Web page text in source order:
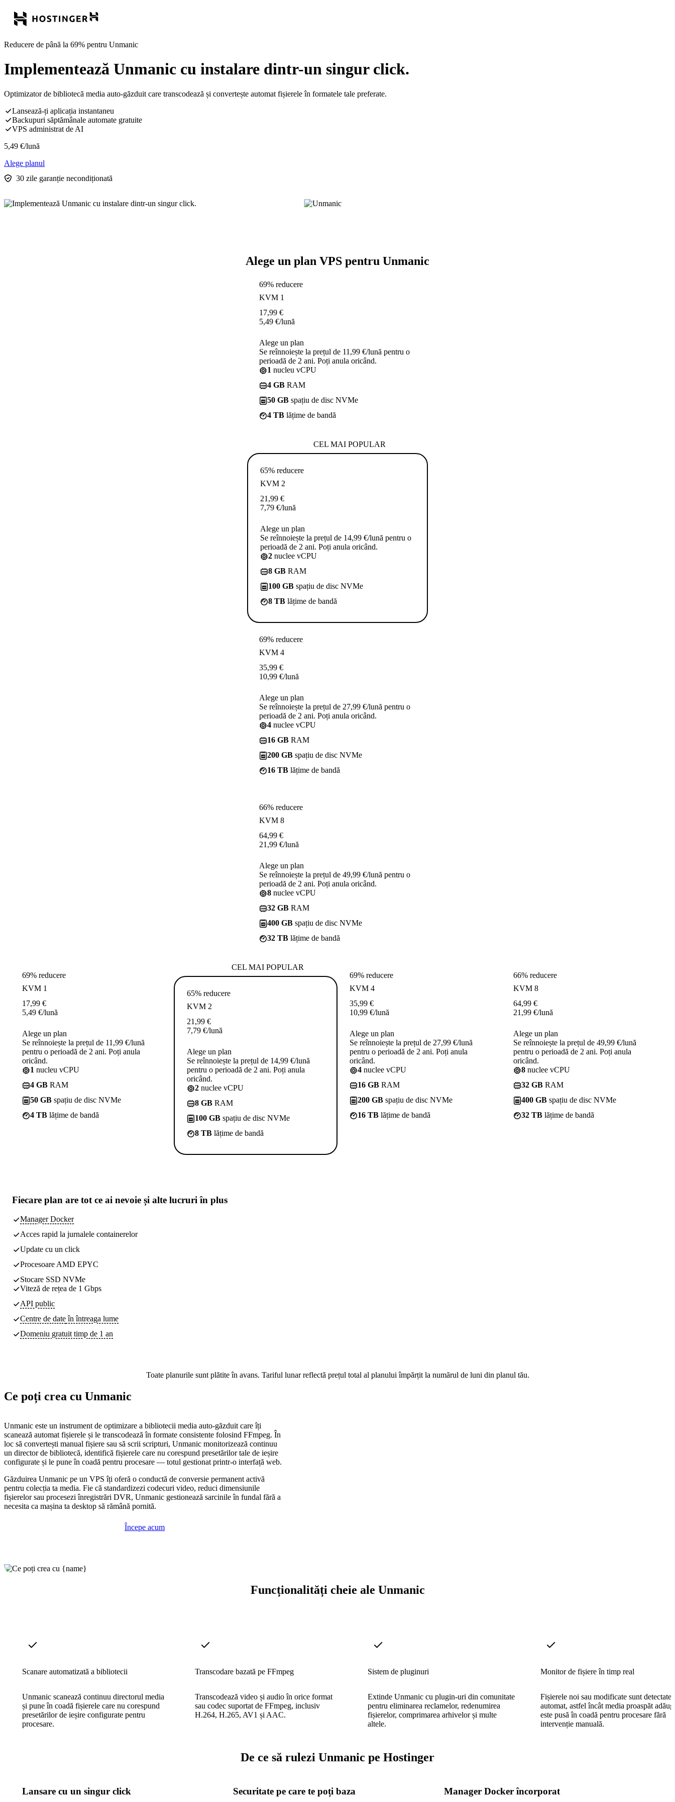
Reducere de până la 69% pentru Unmanic
Implementează Unmanic cu instalare dintr-un singur click.
Optimizator de bibliotecă media auto-găzduit care transcodează și convertește automat fișierele în formatele tale preferate.
Lansează-ți aplicația instantaneu
Backupuri săptămânale automate gratuite
VPS administrat de AI
5,49 €/lună
Alege planul
30 zile garanție necondiționată
Alege un plan VPS pentru Unmanic
69% reducere
KVM 1
17,99 €
5,49 €/lună
Alege un plan
Se reînnoiește la prețul de 11,99 €/lună pentru o
perioadă de 2 ani. Poți anula oricând.
1 nucleu vCPU
4 GB RAM
50 GB spațiu de disc NVMe
4 TB lățime de bandă
CEL MAI POPULAR
65% reducere
KVM 2
21,99 €
7,79 €/lună
Alege un plan
Se reînnoiește la prețul de 14,99 €/lună pentru o
perioadă de 2 ani. Poți anula oricând.
2 nuclee vCPU
8 GB RAM
100 GB spațiu de disc NVMe
8 TB lățime de bandă
69% reducere
KVM 4
35,99 €
10,99 €/lună
Alege un plan
Se reînnoiește la prețul de 27,99 €/lună pentru o
perioadă de 2 ani. Poți anula oricând.
4 nuclee vCPU
16 GB RAM
200 GB spațiu de disc NVMe
16 TB lățime de bandă
66% reducere
KVM 8
64,99 €
21,99 €/lună
Alege un plan
Se reînnoiește la prețul de 49,99 €/lună pentru o
perioadă de 2 ani. Poți anula oricând.
8 nuclee vCPU
32 GB RAM
400 GB spațiu de disc NVMe
32 TB lățime de bandă
69% reducere
KVM 1
17,99 €
5,49 €/lună
Alege un plan
Se reînnoiește la prețul de 11,99 €/lună
pentru o perioadă de 2 ani. Poți anula
oricând.
1 nucleu vCPU
4 GB RAM
50 GB spațiu de disc NVMe
4 TB lățime de bandă
CEL MAI POPULAR
65% reducere
KVM 2
21,99 €
7,79 €/lună
Alege un plan
Se reînnoiește la prețul de 14,99 €/lună
pentru o perioadă de 2 ani. Poți anula
oricând.
2 nuclee vCPU
8 GB RAM
100 GB spațiu de disc NVMe
8 TB lățime de bandă
69% reducere
KVM 4
35,99 €
10,99 €/lună
Alege un plan
Se reînnoiește la prețul de 27,99 €/lună
pentru o perioadă de 2 ani. Poți anula
oricând.
4 nuclee vCPU
16 GB RAM
200 GB spațiu de disc NVMe
16 TB lățime de bandă
66% reducere
KVM 8
64,99 €
21,99 €/lună
Alege un plan
Se reînnoiește la prețul de 49,99 €/lună
pentru o perioadă de 2 ani. Poți anula
oricând.
8 nuclee vCPU
32 GB RAM
400 GB spațiu de disc NVMe
32 TB lățime de bandă
Fiecare plan are tot ce ai nevoie și alte lucruri în plus
Manager Docker
Acces rapid la jurnalele containerelor
Update cu un click
Procesoare AMD EPYC
Stocare SSD NVMe
Viteză de rețea de 1 Gbps
API public
Centre de dateîn întreaga lume
Domeniu gratuit timp de 1 an
Toate planurile sunt plătite în avans. Tariful lunar reflectă prețul total al planului împărțit la numărul de luni din planul tău.
Ce poți crea cu Unmanic
Unmanic este un instrument de optimizare a bibliotecii media auto-găzduit care îți
scanează automat fișierele și le transcodează în formate consistente folosind FFmpeg. În
loc să convertești manual fișiere sau să scrii scripturi, Unmanic monitorizează continuu
un director de bibliotecă, identifică fișierele care nu corespund presetărilor tale de ieșire
configurate și le pune în coadă pentru procesare — totul gestionat printr-o interfață web.
Găzduirea Unmanic pe un VPS îți oferă o conductă de conversie permanent activă
pentru colecția ta media. Fie că standardizezi codecuri video, reduci dimensiunile
fișierelor sau procesezi înregistrări DVR, Unmanic gestionează sarcinile în fundal fără a
necesita ca mașina ta desktop să rămână pornită.
Începe acum
Funcționalități cheie ale Unmanic
Scanare automatizată a bibliotecii
Unmanic scanează continuu directorul media
și pune în coadă fișierele care nu corespund
presetărilor de ieșire configurate pentru
procesare.
Transcodare bazată pe FFmpeg
Transcodează video și audio în orice format
sau codec suportat de FFmpeg, inclusiv
H.264, H.265, AV1 și AAC.
Sistem de pluginuri
Extinde Unmanic cu plugin-uri din comunitate
pentru eliminarea reclamelor, redenumirea
fișierelor, comprimarea arhivelor și multe
altele.
Monitor de fișiere în timp real
Fișierele noi sau modificate sunt detectate
automat, astfel încât media proaspăt
este pusă în coadă pentru procesare fără
intervenție manuală.
De ce să rulezi Unmanic pe Hostinger
Lansare cu un singur click Securitate pe care te poți baza Manager Docker încorporat